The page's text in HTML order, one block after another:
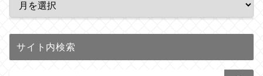
サイト内検索